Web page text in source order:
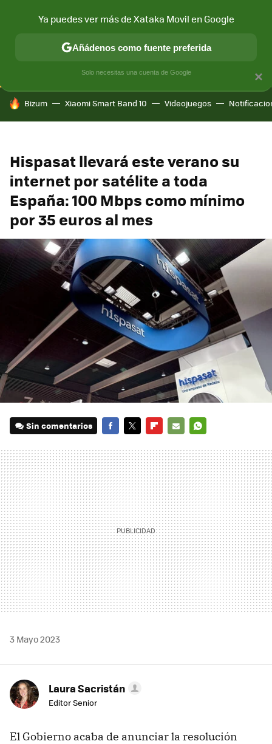
CONECTIVIDAD MÓVIL Y SOCIEDAD APLICACIONES
HOY SE HABLA DE
Bizum Xiaomi Smart Band 10 Videojuegos
Hispasat llevará este verano su
internet por satélite a toda
España: 100 Mbps como mínimo
por 35 euros al mes
Sin comentarios
MAIL
3 Mayo 2023
Laura Sacristán
Editor Senior
El Gobierno acaba de anunciar la resolución
×
Ya puedes ver más de Xataka Movil en Google
Añádenos como fuente preferida
Solo necesitas una cuenta de Google